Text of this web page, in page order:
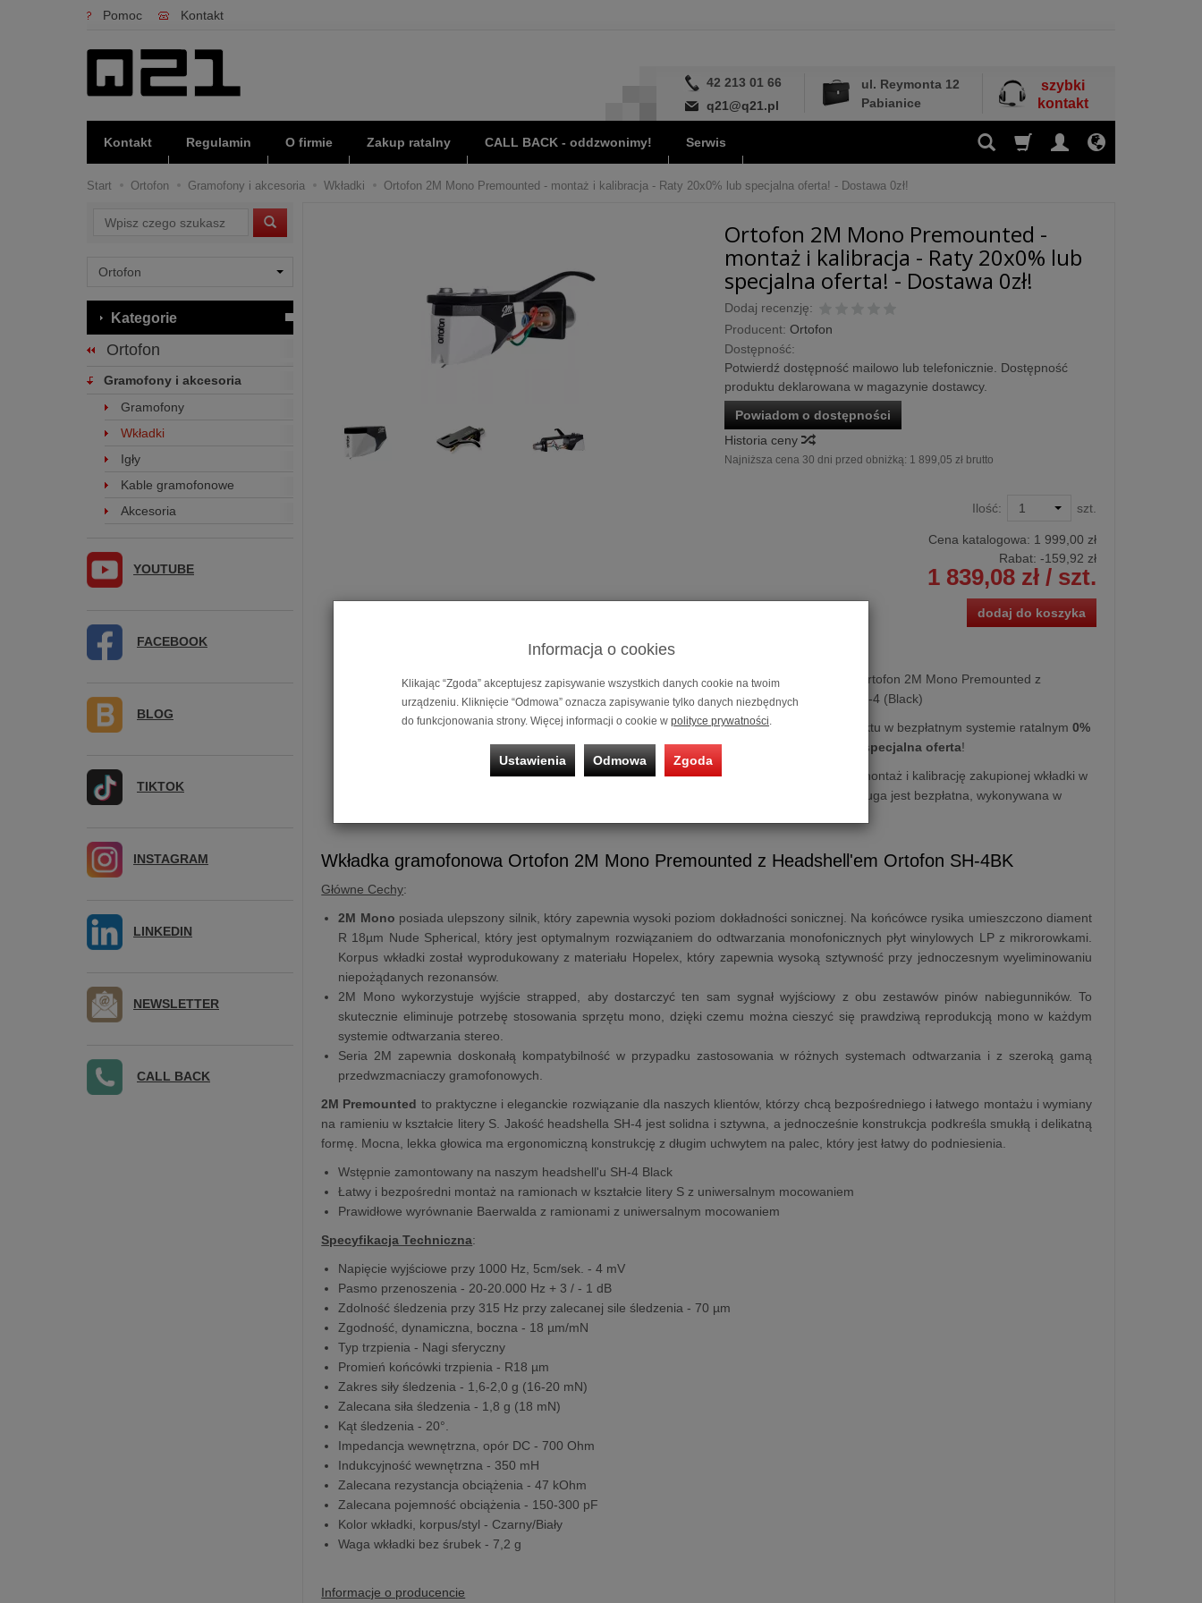
Pomoc Kontakt
42 213 01 66
q21@q21.pl
ul. Reymonta 12
Pabianice
szybki
kontakt
Kontakt Regulamin O firmie Zakup ratalny CALL BACK - oddzwonimy! Serwis
Start Ortofon Gramofony i akcesoria Wkładki Ortofon 2M Mono Premounted - montaż i kalibracja - Raty 20x0% lub specjalna oferta! - Dostawa 0zł!
Ortofon 2M Mono Premounted -
montaż i kalibracja - Raty 20x0% lub
specjalna oferta! - Dostawa 0zł!
Dodaj recenzję:
Producent: Ortofon
Dostępność:
Potwierdź dostępność mailowo lub telefonicznie. Dostępność
produktu deklarowana w magazynie dostawcy.
Powiadom o dostępności
Historia ceny
Najniższa cena 30 dni przed obniżką: 1 899,05 zł brutto
Ilość: szt.
Cena katalogowa: 1 999,00 zł
Rabat: -159,92 zł
1 839,08 zł/ szt.
dodaj do koszyka
Wkładka gramofonowa Ortofon 2M Mono Premounted z
Headshell'em Ortofon SH-4 (Black)
Możliwość zakupu produktu w bezpłatnym systemie ratalnym 0%
specjalna oferta!
Gwarantujemy fachowy montaż i kalibrację zakupionej wkładki w
Państwa gramofonie. Usługa jest bezpłatna, wykonywana w
Wkładka gramofonowa Ortofon 2M Mono Premounted z Headshell'em Ortofon SH-4BK
Główne Cechy:
2M Mono posiada ulepszony silnik, który zapewnia wysoki poziom dokładności sonicznej. Na końcówce rysika umieszczono diament
R 18µm Nude Spherical, który jest optymalnym rozwiązaniem do odtwarzania monofonicznych płyt winylowych LP z mikrorowkami.
Korpus wkładki został wyprodukowany z materiału Hopelex, który zapewnia wysoką sztywność przy jednoczesnym wyeliminowaniu
niepożądanych rezonansów.
2M Mono wykorzystuje wyjście strapped, aby dostarczyć ten sam sygnał wyjściowy z obu zestawów pinów nabiegunników. To
skutecznie eliminuje potrzebę stosowania sprzętu mono, dzięki czemu można cieszyć się prawdziwą reprodukcją mono w każdym
systemie odtwarzania stereo.
Seria 2M zapewnia doskonałą kompatybilność w przypadku zastosowania w różnych systemach odtwarzania i z szeroką gamą
przedwzmacniaczy gramofonowych.
2M Premounted to praktyczne i eleganckie rozwiązanie dla naszych klientów, którzy chcą bezpośredniego i łatwego montażu i wymiany
na ramieniu w kształcie litery S. Jakość headshella SH-4 jest solidna i sztywna, a jednocześnie konstrukcja podkreśla smukłą i delikatną
formę. Mocna, lekka głowica ma ergonomiczną konstrukcję z długim uchwytem na palec, który jest łatwy do podniesienia.
Wstępnie zamontowany na naszym headshell'u SH-4 Black
Łatwy i bezpośredni montaż na ramionach w kształcie litery S z uniwersalnym mocowaniem
Prawidłowe wyrównanie Baerwalda z ramionami z uniwersalnym mocowaniem
Specyfikacja Techniczna:
Napięcie wyjściowe przy 1000 Hz, 5cm/sek. - 4 mV
Pasmo przenoszenia - 20-20.000 Hz + 3 / - 1 dB
Zdolność śledzenia przy 315 Hz przy zalecanej sile śledzenia - 70 µm
Zgodność, dynamiczna, boczna - 18 µm/mN
Typ trzpienia - Nagi sferyczny
Promień końcówki trzpienia - R18 µm
Zakres siły śledzenia - 1,6-2,0 g (16-20 mN)
Zalecana siła śledzenia - 1,8 g (18 mN)
Kąt śledzenia - 20°.
Impedancja wewnętrzna, opór DC - 700 Ohm
Indukcyjność wewnętrzna - 350 mH
Zalecana rezystancja obciążenia - 47 kOhm
Zalecana pojemność obciążenia - 150-300 pF
Kolor wkładki, korpus/styl - Czarny/Biały
Waga wkładki bez śrubek - 7,2 g
Informacje o producencie
Wyszukaj
Kategorie
Ortofon
Gramofony i akcesoria
Gramofony
Wkładki
Igły
Kable gramofonowe
Akcesoria
YOUTUBE
FACEBOOK
BLOG
TIKTOK
INSTAGRAM
LINKEDIN
NEWSLETTER
CALL BACK
Informacja o cookies
Klikając “Zgoda” akceptujesz zapisywanie wszystkich danych cookie na twoim
urządzeniu. Kliknięcie “Odmowa” oznacza zapisywanie tylko danych niezbędnych
do funkcjonowania strony. Więcej informacji o cookie w polityce prywatności.
Ustawienia Odmowa Zgoda